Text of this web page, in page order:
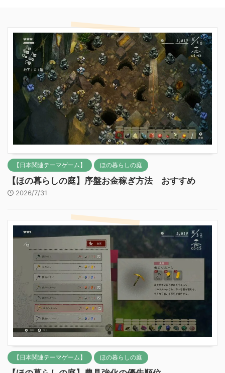
【日本関連テーマゲーム】 ほの暮らしの庭
【ほの暮らしの庭】序盤お金稼ぎ方法 おすすめ
2026/7/31
【日本関連テーマゲーム】 ほの暮らしの庭